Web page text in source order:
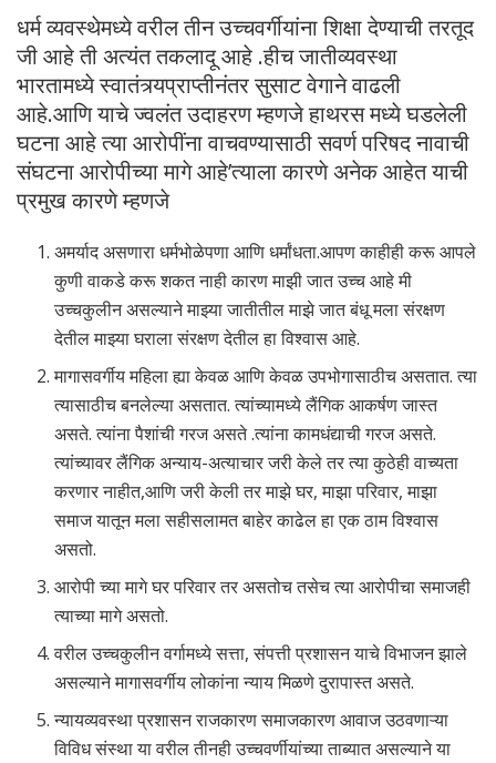
धर्म व्यवस्थेमध्ये वरील तीन उच्चवर्गीयांना शिक्षा देण्याची तरतूद
जी आहे ती अत्यंत तकलादू आहे .हीच जातीव्यवस्था
भारतामध्ये स्वातंत्र्यप्राप्तीनंतर सुसाट वेगाने वाढली
आहे.आणि याचे ज्वलंत उदाहरण म्हणजे हाथरस मध्ये घडलेली
घटना आहे त्या आरोपींना वाचवण्यासाठी सवर्ण परिषद नावाची
संघटना आरोपीच्या मागे आहेʼत्याला कारणे अनेक आहेत याची
प्रमुख कारणे म्हणजे
अमर्याद असणारा धर्मभोळेपणा आणि धर्मांधता.आपण काहीही करू आपले
कुणी वाकडे करू शकत नाही कारण माझी जात उच्च आहे मी
उच्चकुलीन असल्याने माझ्या जातीतील माझे जात बंधू मला संरक्षण
देतील माझ्या घराला संरक्षण देतील हा विश्वास आहे.
मागासवर्गीय महिला ह्या केवळ आणि केवळ उपभोगासाठीच असतात. त्या
त्यासाठीच बनलेल्या असतात. त्यांच्यामध्ये लैंगिक आकर्षण जास्त
असते. त्यांना पैशांची गरज असते .त्यांना कामधंद्याची गरज असते.
त्यांच्यावर लैंगिक अन्याय-अत्याचार जरी केले तर त्या कुठेही वाच्यता
करणार नाहीत,आणि जरी केली तर माझे घर, माझा परिवार, माझा
समाज यातून मला सहीसलामत बाहेर काढेल हा एक ठाम विश्वास
असतो.
आरोपी च्या मागे घर परिवार तर असतोच तसेच त्या आरोपीचा समाजही
त्याच्या मागे असतो.
वरील उच्चकुलीन वर्गामध्ये सत्ता, संपत्ती प्रशासन याचे विभाजन झाले
असल्याने मागासवर्गीय लोकांना न्याय मिळणे दुरापास्त असते.
न्यायव्यवस्था प्रशासन राजकारण समाजकारण आवाज उठवणाऱ्या
विविध संस्था या वरील तीनही उच्चवर्णीयांच्या ताब्यात असल्याने या